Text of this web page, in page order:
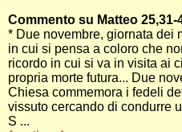
Commento su Matteo 25,31-
* Due novembre, giornata dei
in cui si pensa a coloro che
ricordo in cui si va in visita ai
propria morte futura... Due
Chiesa commemora i fedeli
vissuto cercando di condurre
S ...